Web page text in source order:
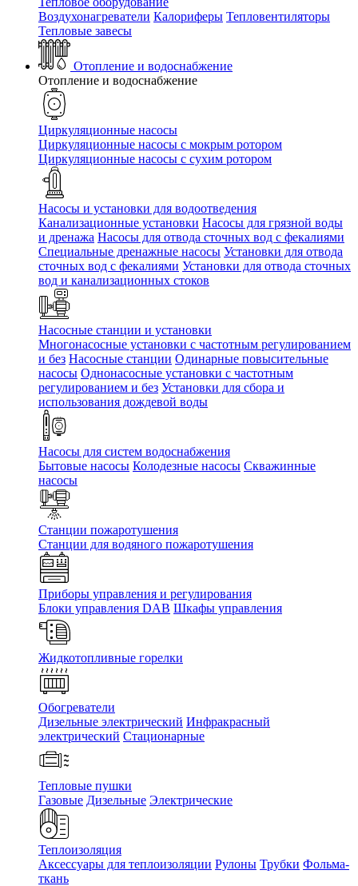
Воздухонагреватели Калориферы Тепловентиляторы
Тепловые завесы
Отопление и водоснабжение
Отопление и водоснабжение
Циркуляционные насосы
Циркуляционные насосы с мокрым ротором
Циркуляционные насосы с сухим ротором
Насосы и установки для водоотведения
Канализационные установки Насосы для грязной воды
и дренажа Насосы для отвода сточных вод c фекалиями
Специальные дренажные насосы Установки для отвода
сточных вод c фекалиями Установки для отвода сточных
вод и канализационных стоков
Насосные станции и установки
Многонасосные установки с частотным регулированием
и без Насосные станции Одинарные повысительные
насосы Однонасосные установки с частотным
регулированием и без Установки для сбора и
использования дождевой воды
Насосы для систем водоснабжения
Бытовые насосы Колодезные насосы Скважинные
насосы
Станции пожаротушения
Станции для водяного пожаротушения
Приборы управления и регулирования
Блоки управления DAB Шкафы управления
Жидкотопливные горелки
Обогреватели
Дизельные электрический Инфракрасный
электрический Стационарные
Тепловые пушки
Газовые Дизельные Электрические
Теплоизоляция
Аксессуары для теплоизоляции Рулоны Трубки Фольма-
ткань